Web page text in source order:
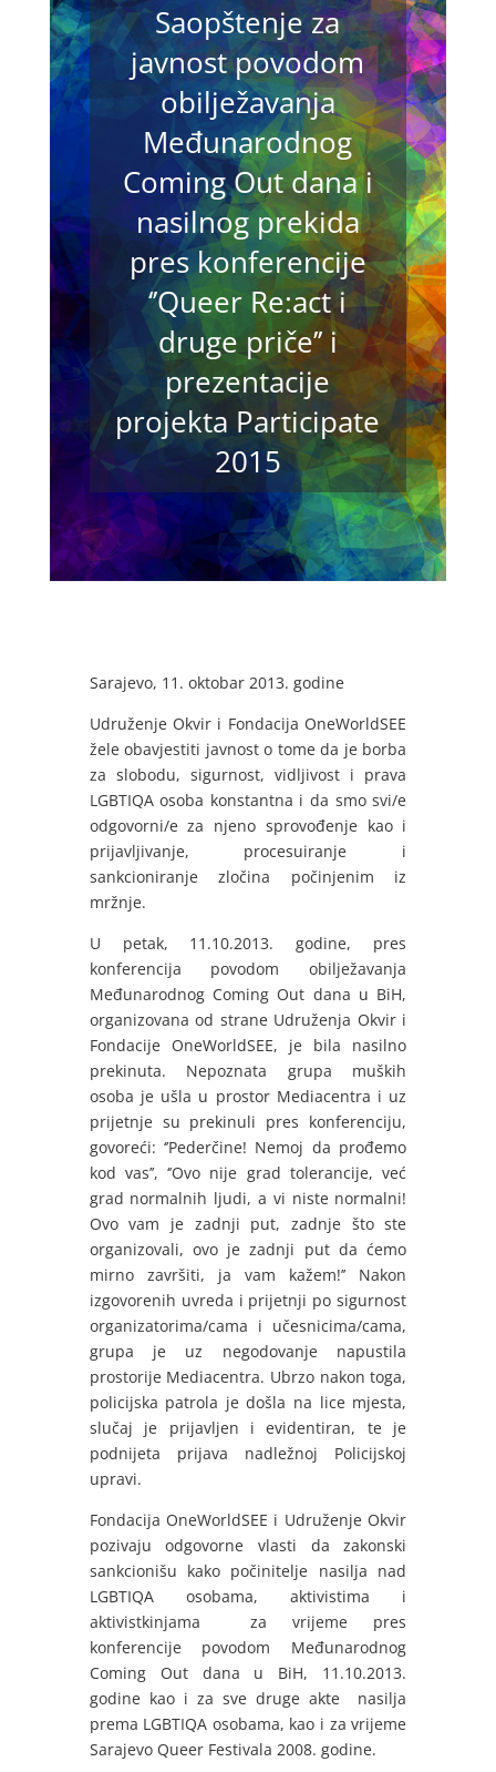
Saopštenje za
javnost povodom
obilježavanja
Međunarodnog
Coming Out dana i
nasilnog prekida
pres konferencije
‘’Queer Re:act i
druge priče’’ i
prezentacije
projekta Participate
2015
Sarajevo, 11. oktobar 2013. godine
Udruženje Okvir i Fondacija OneWorldSEE
žele obavjestiti javnost o tome da je borba
za slobodu, sigurnost, vidljivost i prava
LGBTIQA osoba konstantna i da smo svi/e
odgovorni/e za njeno sprovođenje kao i
prijavljivanje, procesuiranje i
sankcioniranje zločina počinjenim iz
mržnje.
U petak, 11.10.2013. godine, pres
konferencija povodom obilježavanja
Međunarodnog Coming Out dana u BiH,
organizovana od strane Udruženja Okvir i
Fondacije OneWorldSEE, je bila nasilno
prekinuta. Nepoznata grupa muških
osoba je ušla u prostor Mediacentra i uz
prijetnje su prekinuli pres konferenciju,
govoreći: ‘’Pederčine! Nemoj da prođemo
kod vas’’, ‘’Ovo nije grad tolerancije, već
grad normalnih ljudi, a vi niste normalni!
Ovo vam je zadnji put, zadnje što ste
organizovali, ovo je zadnji put da ćemo
mirno završiti, ja vam kažem!’’ Nakon
izgovorenih uvreda i prijetnji po sigurnost
organizatorima/cama i učesnicima/cama,
grupa je uz negodovanje napustila
prostorije Mediacentra. Ubrzo nakon toga,
policijska patrola je došla na lice mjesta,
slučaj je prijavljen i evidentiran, te je
podnijeta prijava nadležnoj Policijskoj
upravi.
Fondacija OneWorldSEE i Udruženje Okvir
pozivaju odgovorne vlasti da zakonski
sankcionišu kako počinitelje nasilja nad
LGBTIQA osobama, aktivistima i
aktivistkinjama za vrijeme pres
konferencije povodom Međunarodnog
Coming Out dana u BiH, 11.10.2013.
godine kao i za sve druge akte nasilja
prema LGBTIQA osobama, kao i za vrijeme
Sarajevo Queer Festivala 2008. godine.